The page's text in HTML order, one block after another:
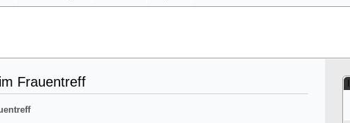
Frauentreff